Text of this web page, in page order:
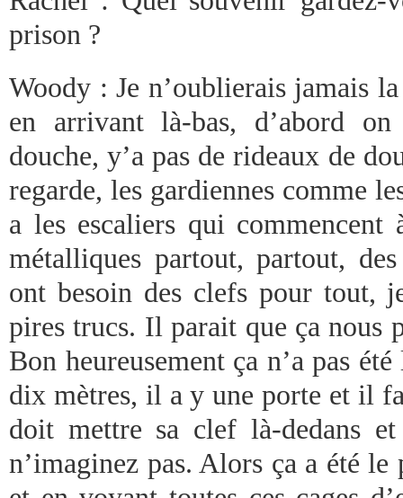
prison ?
Woody : Je n’oublierais jamais
en arrivant là-bas, d’abord
douche, y’a pas de rideaux de
regarde, les gardiennes comme
a les escaliers qui commencent
métalliques partout, partout,
ont besoin des clefs pour tout,
pires trucs. Il parait que ça nous
Bon heureusement ça n’a pas
dix mètres, il a y une porte et il
doit mettre sa clef là-dedans
n’imaginez pas. Alors ça a été